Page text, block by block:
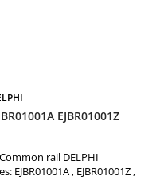
EJBR01001Z
rail DELPHI
, EJBR01001Z ,